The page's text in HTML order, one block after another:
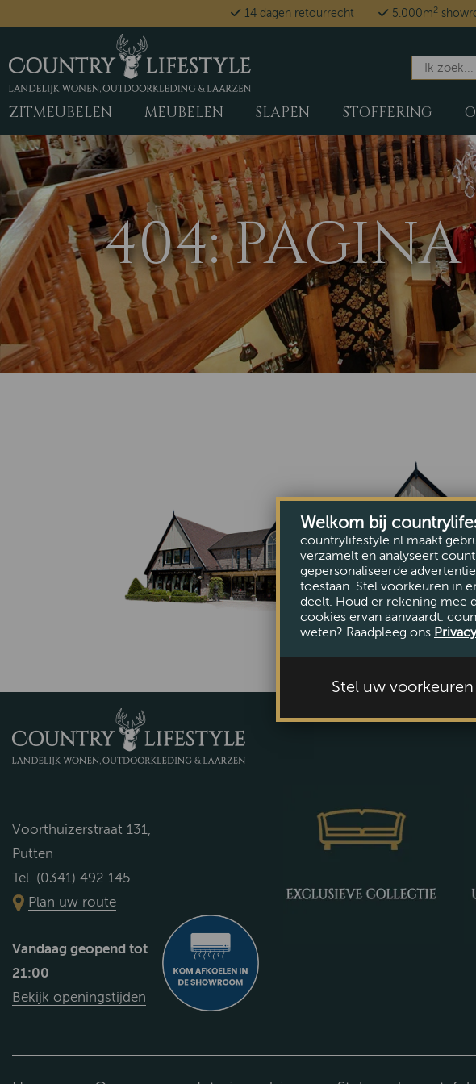
14 dagen retourrecht 5.000m2
ZITMEUBELEN MEUBELEN SLAPEN STOFFERING
404:
Voorthuizerstraat 131,
Putten
Tel. (0341) 492 145
Plan uw route
Vandaag geopend tot
21:00
Bekijk openingstijden
Welkom bij
countrylifestyle.nl maakt
verzamelt en analyseert
gepersonaliseerde
toestaan. Stel voorkeuren in
deelt. Houd er rekening mee
cookies ervan aanvaardt.
weten? Raadpleeg ons
Stel uw